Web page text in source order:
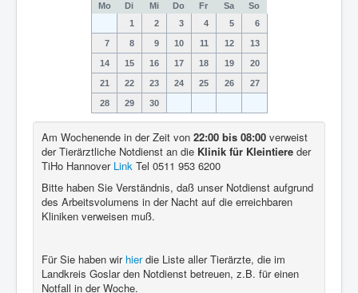
Mo Di Mi Do Fr Sa
So
1
2 3 4 5 6
7 8 9 10 11 12 13
14 15 16 17 18 19 20
21 22 23 24 25 26 27
28 29 30
Am Wochenende in der Zeit von 22:00 bis 08:00 verweist
der Tierärztliche Notdienst an die Klinik für Kleintiere der
TiHo Hannover Link Tel 0511 953 6200
Bitte haben Sie Verständnis, daß unser Notdienst aufgrund
des Arbeitsvolumens in der Nacht auf die erreichbaren
Kliniken verweisen muß.
Für Sie haben wir hierdie Liste aller Tierärzte, die im
Landkreis Goslar den Notdienst betreuen, z.B. für einen
Notfall in der Woche.